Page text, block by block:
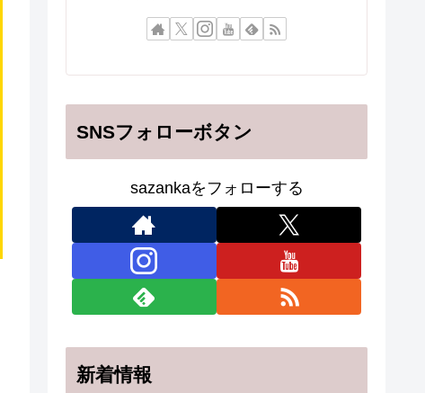
SNSフォローボタン
sazankaをフォローする
新着情報